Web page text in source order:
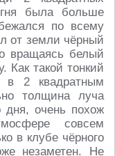
была больше
по всему
от земли чёрный
вращаясь белый
Как такой тонкий
в 2 квадратным
толщина луча
дня, очень похож
совсем
в клубе чёрного
незаметен. Не